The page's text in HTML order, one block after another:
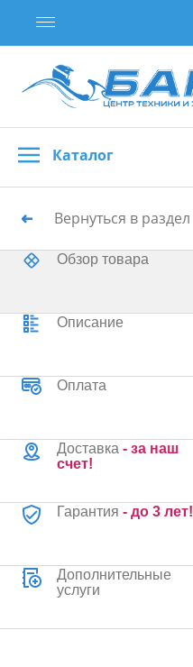
Каталог
Вернуться в раздел
Обзор товара
Описание
Оплата
Доставка - за наш
счет!
Гарантия - до 3 лет!
Дополнительные
услуги